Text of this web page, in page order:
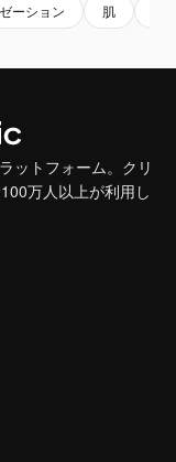
ーション 肌
ットフォーム。クリ
万人以上が利用し